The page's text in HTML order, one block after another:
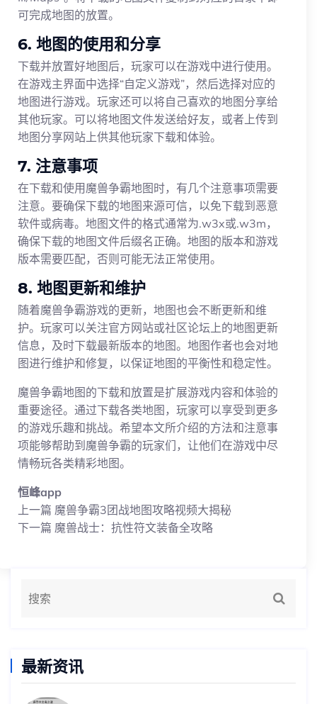
可完成地图的放置。
6. 地图的使用和分享
下载并放置好地图后，玩家可以在游戏中进行使用。
在游戏主界面中选择“自定义游戏”，然后选择对应的
地图进行游戏。玩家还可以将自己喜欢的地图分享给
其他玩家。可以将地图文件发送给好友，或者上传到
地图分享网站上供其他玩家下载和体验。
7. 注意事项
在下载和使用魔兽争霸地图时，有几个注意事项需要
注意。要确保下载的地图来源可信，以免下载到恶意
软件或病毒。地图文件的格式通常为.w3x或.w3m，
确保下载的地图文件后缀名正确。地图的版本和游戏
版本需要匹配，否则可能无法正常使用。
8. 地图更新和维护
随着魔兽争霸游戏的更新，地图也会不断更新和维
护。玩家可以关注官方网站或社区论坛上的地图更新
信息，及时下载最新版本的地图。地图作者也会对地
图进行维护和修复，以保证地图的平衡性和稳定性。
魔兽争霸地图的下载和放置是扩展游戏内容和体验的
重要途径。通过下载各类地图，玩家可以享受到更多
的游戏乐趣和挑战。希望本文所介绍的方法和注意事
项能够帮助到魔兽争霸的玩家们，让他们在游戏中尽
情畅玩各类精彩地图。
恒峰app
上一篇 魔兽争霸3团战地图攻略视频大揭秘
下一篇 魔兽战士：抗性符文装备全攻略
最新资讯